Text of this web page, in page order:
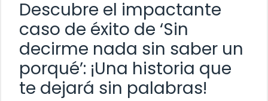
Descubre el impactante
caso de éxito de ‘Sin
decirme nada sin saber un
porqué’: ¡Una historia que
te dejará sin palabras!